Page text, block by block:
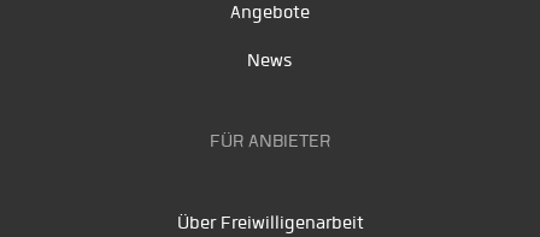
Angebote
News
FÜR ANBIETER
Über Freiwilligenarbeit